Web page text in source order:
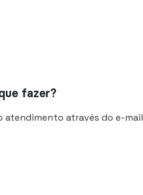
fazer?
atendimento através do e-mail